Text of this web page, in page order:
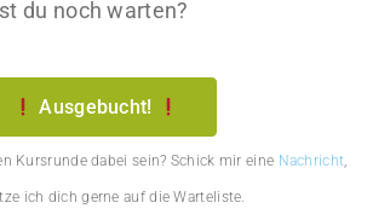
du noch warten?
Ausgebucht!
Kursrunde dabei sein? Schick mir eine Nachricht,
ich dich gerne auf die Warteliste.